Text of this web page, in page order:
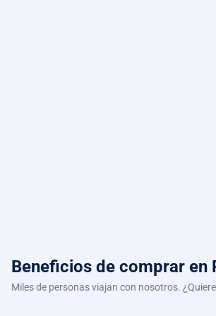
Beneficios de comprar en
Miles de personas viajan con nosotros.